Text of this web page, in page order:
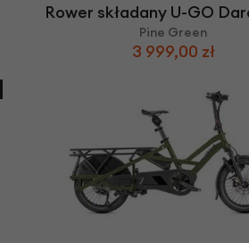
Rower składany U-GO
Pine Green
3 999,00 zł